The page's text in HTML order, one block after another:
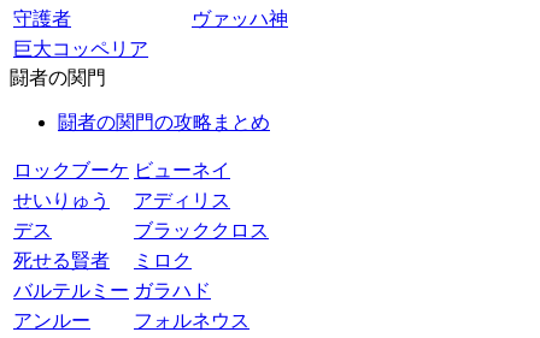
守護者
ヴァッハ神
巨大コッペリア
闘者の関門
闘者の関門の攻略まとめ
ロックブーケ ビューネイ
せいりゅう
アディリス
デス
ブラッククロス
死せる賢者
ミロク
バルテルミー ガラハド
アンルー
フォルネウス